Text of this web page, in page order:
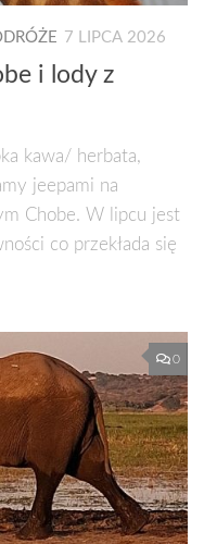
7 LIPCA 2026
i lody z
kawa/ herbata,
jeepami na
Chobe. W lipcu jest
co przekłada się
0